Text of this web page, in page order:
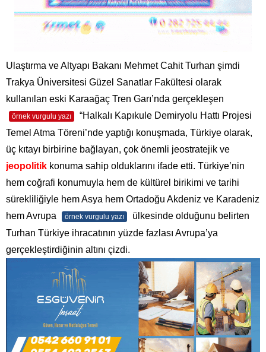
Ulaştırma ve Altyapı Bakanı Mehmet Cahit Turhan şimdi
Trakya Üniversitesi Güzel Sanatlar Fakültesi olarak
kullanılan eski Karaağaç Tren Garı’nda gerçekleşen
örnek vurgulu yazı
“Halkalı Kapıkule Demiryolu Hattı Projesi
Temel Atma Töreni’nde yaptığı konuşmada, Türkiye olarak,
üç kıtayı birbirine bağlayan, çok önemli jeostratejik ve
jeopolitik konuma sahip olduklarını ifade etti. Türkiye’nin
hem coğrafi konumuyla hem de kültürel birikimi ve tarihi
sürekliliğiyle hem Asya hem Ortadoğu Akdeniz ve Karadeniz
hem Avrupa
örnek vurgulu yazı
ülkesinde olduğunu belirten
Turhan Türkiye ihracatının yüzde fazlası Avrupa’ya
gerçekleştirdiğinin altını çizdi.